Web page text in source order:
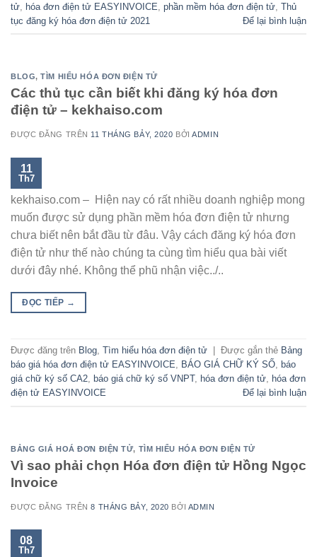
tử hóa đơn điện tử EASYINVOICE phần mềm hóa đơn điện tử Thủ
tục đăng ký hóa đơn điện tử 2021
Để lại bình luận
BLOG,TÌM HIỂU HÓA ĐƠN ĐIỆN TỬ
Các thủ tục cần biết khi đăng ký hóa đơn
điện tử – kekhaiso.com
ĐƯỢC ĐĂNG TRÊN 11 THÁNG BẢY, 2020 BỞIADMIN
11
Th7
kekhaiso.com – Hiện nay có rất nhiều doanh nghiệp mong
muốn được sử dụng phần mềm hóa đơn điện tử nhưng
chưa biết nên bắt đầu từ đâu. Vậy cách đăng ký hóa đơn
điện tử như thế nào chúng ta cùng tìm hiểu qua bài viết
dưới đây nhé. Không thể phũ nhận việc../..
ĐỌC TIẾP →
Được đăng trên Blog, Tìm hiểu hóa đơn điện tử Được gắn thẻ Bảng
báo giá hóa đơn điện tử EASYINVOICE, BÁO GIÁ CHỮ KÝ SỐ, báo
giá chữ ký số CA2, báo giá chữ ký số VNPT, hóa đơn điện tử, hóa đơn
điện tử EASYINVOICE
Để lại bình luận
BẢNG GIÁ HOÁ ĐƠN ĐIỆN TỬ, TÌM HIỂU HÓA ĐƠN ĐIỆN TỬ
Vì sao phải chọn Hóa đơn điện tử Hồng Ngọc
Invoice
ĐƯỢC ĐĂNG TRÊN8 THÁNG BẢY, 2020 BỞI ADMIN
08
Th7